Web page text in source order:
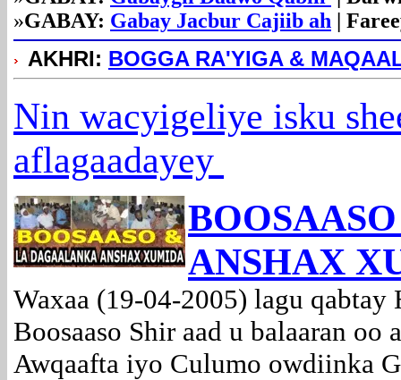
»GABAY: Gabay Jacbur Cajiib ah |
AKHRI: BOGGA RA'YIGA &
Nin wacyigeliye isku
aflagaadayey
ANSHAX
Waxaa (19-04-2005) lagu qabtay
Boosaaso Shir aad u balaaran oo
Awqaafta iyo Culumo owdiinka